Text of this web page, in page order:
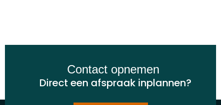
Contact opnemen
Direct een afspraak inplannen?